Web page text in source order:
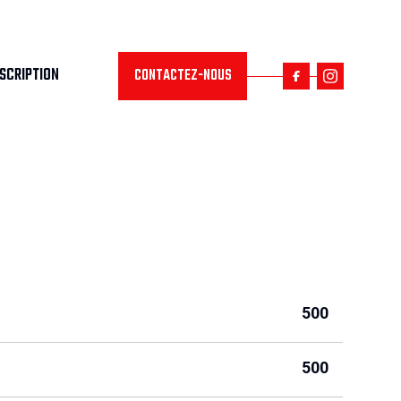
CONTACTEZ-NOUS
500
500